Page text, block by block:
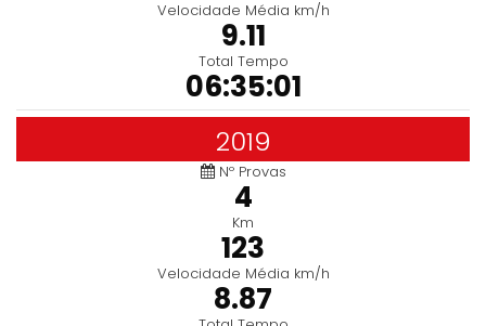
Velocidade Média km/h
9.11
Total Tempo
06:35:01
2019
Nº Provas
4
Km
123
Velocidade Média km/h
8.87